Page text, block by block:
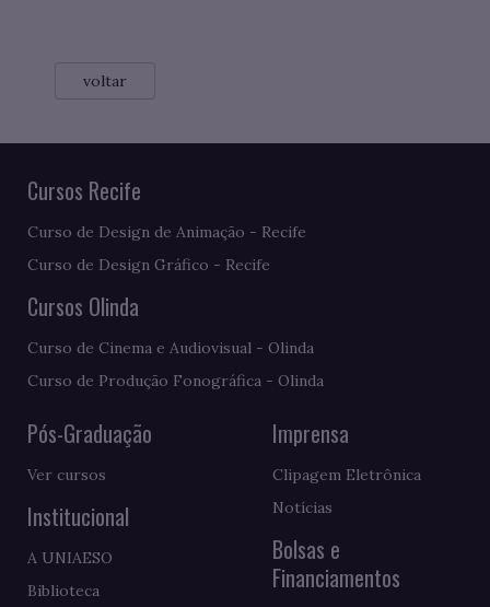
voltar
Cursos Recife
Curso de Design de Animação - Recife
Curso de Design Gráfico - Recife
Cursos Olinda
Curso de Cinema e Audiovisual - Olinda
Curso de Produção Fonográfica - Olinda
Pós-Graduação
Ver cursos
Institucional
A UNIAESO
Biblioteca
Imprensa
Clipagem Eletrônica
Notícias
Bolsas e
Financiamentos